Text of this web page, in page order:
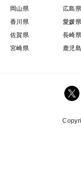
岡山県
広島県
香川県
愛媛県
佐賀県
長崎県
宮崎県
鹿児